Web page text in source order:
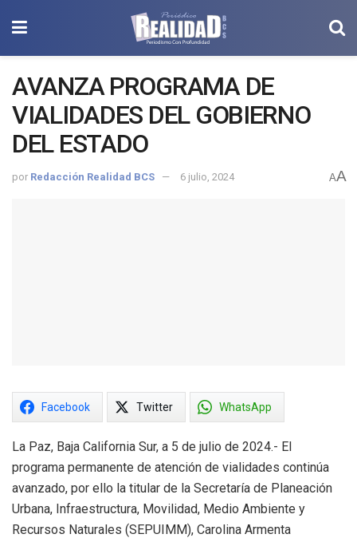
AVANZA PROGRAMA DE
VIALIDADES DEL GOBIERNO
DEL ESTADO
por Redacción Realidad BCS 6 julio, 2024 AA
Facebook Twitter WhatsApp
La Paz, Baja California Sur, a 5 de julio de 2024.- El
programa permanente de atención de vialidades continúa
avanzado, por ello la titular de la Secretaría de Planeación
Urbana, Infraestructura, Movilidad, Medio Ambiente y
Recursos Naturales (SEPUIMM), Carolina Armenta